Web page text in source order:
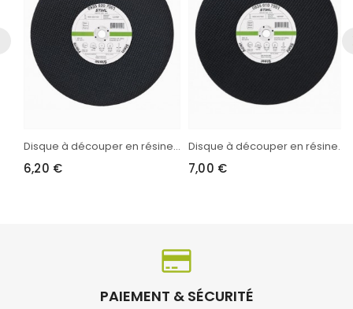
Disque à découper en résine...
6,20 €
Disque à découper en résine...
7,00 €
PAIEMENT & SÉCURITÉ